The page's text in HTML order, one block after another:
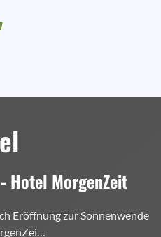
Hotel MorgenZeit
Eröffnung zur Sonnenwende